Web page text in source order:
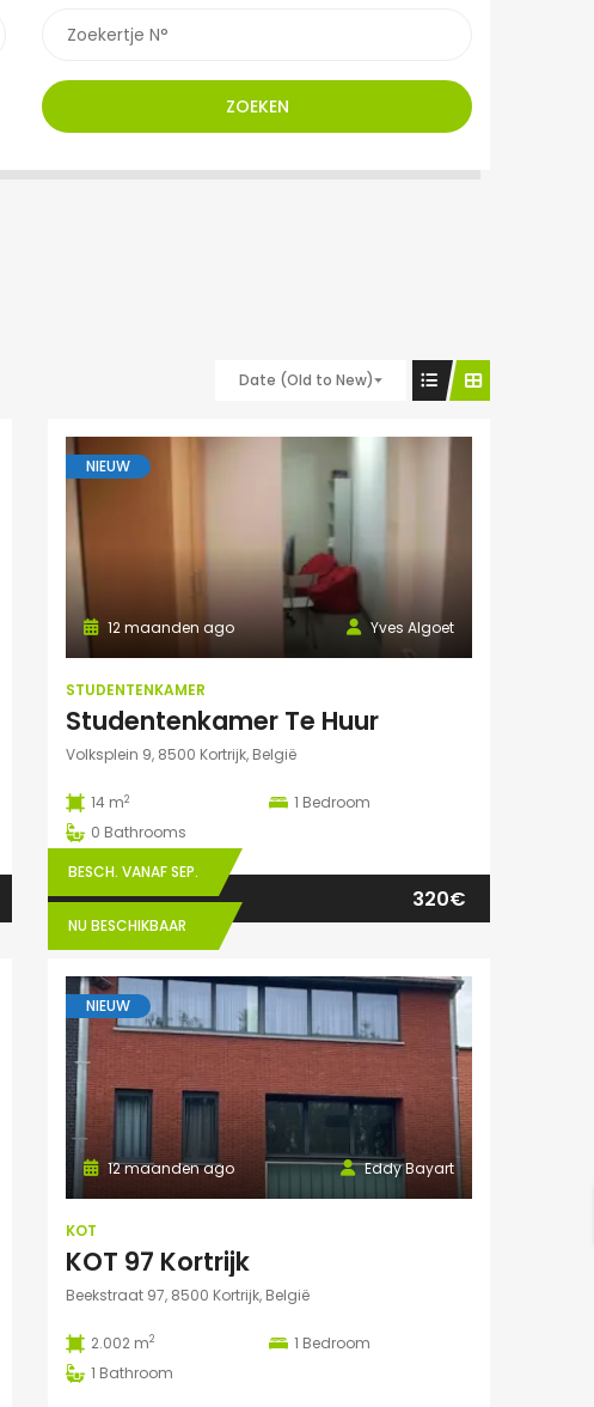
ZOEKEN
Date (Old to New)
NIEUW
Yves Algoet
12 maanden ago
STUDENTENKAMER
Studentenkamer Te Huur
Volksplein 9, 8500 Kortrijk, België
14 m2 1 Bedroom
0 Bathrooms
BESCH. VANAF SEP.
NU BESCHIKBAAR
320€
NIEUW
Eddy Bayart
12 maanden ago
KOT
KOT 97 Kortrijk
Beekstraat 97, 8500 Kortrijk, België
2.002 m2 1 Bedroom
1 Bathroom